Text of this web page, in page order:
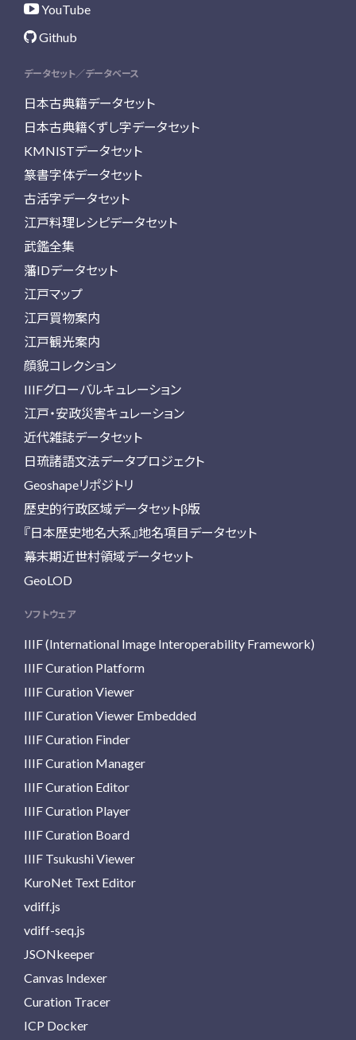
YouTube
Github
データセット／データベース
日本古典籍データセット
日本古典籍くずし字データセット
KMNISTデータセット
篆書字体データセット
古活字データセット
江戸料理レシピデータセット
武鑑全集
藩IDデータセット
江戸マップ
江戸買物案内
江戸観光案内
顔貌コレクション
IIIFグローバルキュレーション
江戸・安政災害キュレーション
近代雑誌データセット
日琉諸語文法データプロジェクト
Geoshapeリポジトリ
歴史的行政区域データセットβ版
『日本歴史地名大系』地名項目データセット
幕末期近世村領域データセット
GeoLOD
ソフトウェア
IIIF (International Image Interoperability Framework)
IIIF Curation Platform
IIIF Curation Viewer
IIIF Curation Viewer Embedded
IIIF Curation Finder
IIIF Curation Manager
IIIF Curation Editor
IIIF Curation Player
IIIF Curation Board
IIIF Tsukushi Viewer
KuroNet Text Editor
vdiff.js
vdiff-seq.js
JSONkeeper
Canvas Indexer
Curation Tracer
ICP Docker